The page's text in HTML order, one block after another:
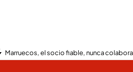
Marruecos, el socio fiable, nunca